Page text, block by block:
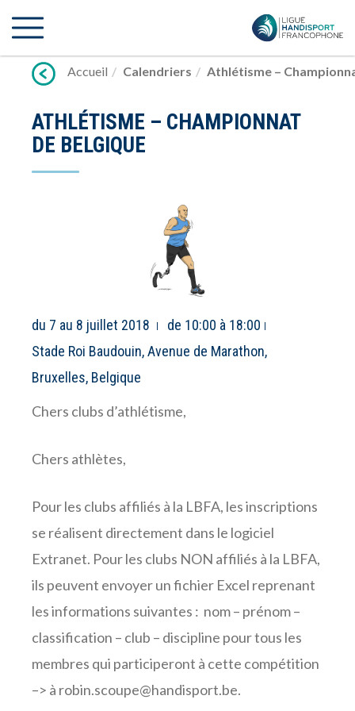
vers
Accueil
Calendriers Athlétisme –
ATHLÉTISME – CHAMPIONNAT
DE BELGIQUE
du 7 au 8 juillet 2018
de 10:00 à 18:00
Stade Roi Baudouin, Avenue de Marathon,
Bruxelles, Belgique
Chers clubs d’athlétisme,
Chers athlètes,
Pour les clubs affiliés à la LBFA, les inscriptions
se réalisent directement dans le logiciel
Extranet. Pour les clubs NON affiliés à la LBFA,
ils peuvent envoyer un fichier Excel reprenant
les informations suivantes : nom – prénom –
classification – club – discipline pour tous les
membres qui participeront à cette compétition
–> à robin.scoupe@handisport.be.